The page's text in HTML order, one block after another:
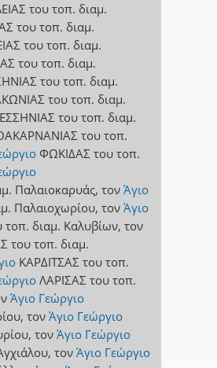
του τοπ. διαμ.
του τοπ. διαμ.
του τοπ. διαμ.
του τοπ. διαμ.
του τοπ. διαμ.
του τοπ. διαμ.
του τοπ. διαμ.
του τοπ.
ΦΩΚΙΔΑΣ του τοπ.
Παλαιοκαρυάς, τον Άγιο
Παλαιοχωρίου, τον Άγιο
τοπ. διαμ. Καλυβίων, τον
του τοπ. διαμ.
ΚΑΡΔΙΤΣΑΣ του τοπ.
ΛΑΡΙΣΑΣ του τοπ.
Άγιο Γεώργιο
, τον Άγιο Γεώργιο
, τον Άγιο Γεώργιο
, τον Άγιο Γεώργιο